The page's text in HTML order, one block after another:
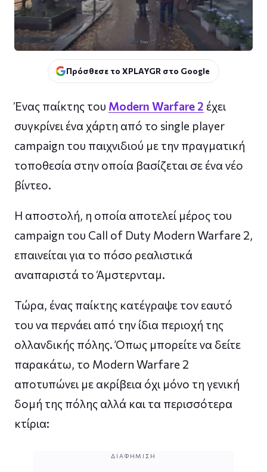
Πρόσθεσε το XPLAYGR στο Google
Ένας παίκτης του Modern Warfare 2 έχει
συγκρίνει ένα χάρτη από το single player
campaign του παιχνιδιού με την πραγματική
τοποθεσία στην οποία βασίζεται σε ένα νέο
βίντεο.
Η αποστολή, η οποία αποτελεί μέρος του
campaign του Call of Duty Modern Warfare 2,
επαινείται για το πόσο ρεαλιστικά
αναπαριστά το Άμστερνταμ.
Τώρα, ένας παίκτης κατέγραψε τον εαυτό
του να περνάει από την ίδια περιοχή της
ολλανδικής πόλης. Όπως μπορείτε να δείτε
παρακάτω, το Modern Warfare 2
αποτυπώνει με ακρίβεια όχι μόνο τη γενική
δομή της πόλης αλλά και τα περισσότερα
κτίρια:
ΔΙΑΦΉΜΙΣΗ